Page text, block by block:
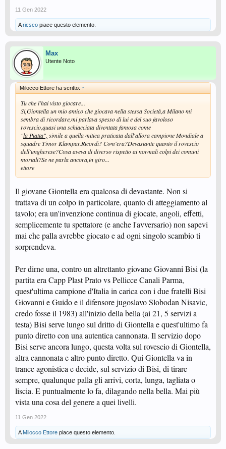
11 Gen 2022
Aricsco piace questo elemento.
Max
Utente Noto
Milocco Ettore ha scritto: ↑
Tu che l'hai visto giocare...
Si,Giontella un mio amico che giocava nella stessa Società,a Milano mi
sembra di ricordare,mi parlava spesso di lui e del suo favoloso
rovescio,quasi una schiacciata diventata famosa come
"la Piatta", simile a quella mitica praticata dall'allora campione Mondiale a
squadre Timor Klampar.Ricordi? Com'era?Devastante quanto il rovescio
dell'ungherese?Cosa aveva di diverso rispetto ai normali colpi dei comuni
mortali?Se ne parla ancora,in giro...
ettore
Il giovane Giontella era qualcosa di devastante. Non si
trattava di un colpo in particolare, quanto di atteggiamento al
tavolo; era un'invenzione continua di giocate, angoli, effetti,
semplicemente tu spettatore (e anche l'avversario) non sapevi
mai che palla avrebbe giocato e ad ogni singolo scambio ti
sorprendeva.
Per dirne una, contro un altrettanto giovane Giovanni Bisi (la
partita era Capp Plast Prato vs Pellicce Canali Parma,
quest'ultima campione d'Italia in carica con i due fratelli Bisi
Giovanni e Guido e il difensore jugoslavo Slobodan Nisavic,
credo fosse il 1983) all'inizio della bella (ai 21, 5 servizi a
testa) Bisi serve lungo sul dritto di Giontella e quest'ultimo fa
punto diretto con una autentica cannonata. Il servizio dopo
Bisi serve ancora lungo, questa volta sul rovescio di Giontella,
altra cannonata e altro punto diretto. Qui Giontella va in
trance agonistica e decide, sul servizio di Bisi, di tirare
sempre, qualunque palla gli arrivi, corta, lunga, tagliata o
liscia. E puntualmente lo fa, dilagando nella bella. Mai più
vista una cosa del genere a quei livelli.
11 Gen 2022
A Milocco Ettore piace questo elemento.